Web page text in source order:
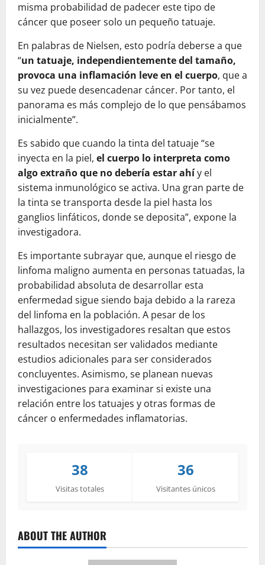
misma probabilidad de padecer este tipo de
cáncer que poseer solo un pequeño tatuaje.
En palabras de Nielsen, esto podría deberse a que
“un tatuaje, independientemente del tamaño,
provoca una inflamación leve en el cuerpo, que a
su vez puede desencadenar cáncer. Por tanto, el
panorama es más complejo de lo que pensábamos
inicialmente”.
Es sabido que cuando la tinta del tatuaje “se
inyecta en la piel, el cuerpo lo interpreta como
algo extraño que no debería estar ahíy el
sistema inmunológico se activa. Una gran parte de
la tinta se transporta desde la piel hasta los
ganglios linfáticos, donde se deposita”, expone la
investigadora.
Es importante subrayar que, aunque el riesgo de
linfoma maligno aumenta en personas tatuadas, la
probabilidad absoluta de desarrollar esta
enfermedad sigue siendo baja debido a la rareza
del linfoma en la población. A pesar de los
hallazgos, los investigadores resaltan que estos
resultados necesitan ser validados mediante
estudios adicionales para ser considerados
concluyentes. Asimismo, se planean nuevas
investigaciones para examinar si existe una
relación entre los tatuajes y otras formas de
cáncer o enfermedades inflamatorias.
38
Visitas totales
36
Visitantes únicos
ABOUT THE AUTHOR